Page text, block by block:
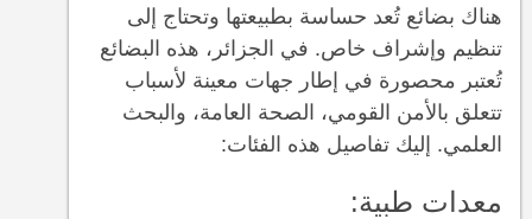
هناك بضائع تُعد حساسة بطبيعتها وتحتاج إلى
تنظيم وإشراف خاص. في الجزائر، هذه البضائع
تُعتبر محصورة في إطار جهات معينة لأسباب
تتعلق بالأمن القومي، الصحة العامة، والبحث
العلمي. إليك تفاصيل هذه الفئات:
معدات طبية: